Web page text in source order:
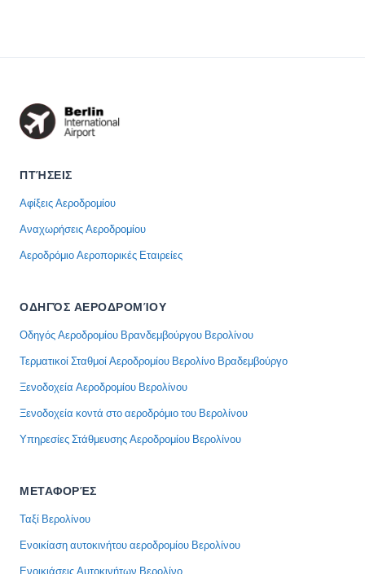
ΠΤΉΣΕΙΣ
Αφίξεις Αεροδρομίου
Αναχωρήσεις Αεροδρομίου
Αεροδρόμιο Αεροπορικές Εταιρείες
ΟΔΗΓΌΣ ΑΕΡΟΔΡΟΜΊΟΥ
Οδηγός Αεροδρομίου Βρανδεμβούργου Βερολίνου
Τερματικοί Σταθμοί Αεροδρομίου Βερολίνο Βραδεμβούργο
Ξενοδοχεία Αεροδρομίου Βερολίνου
Ξενοδοχεία κοντά στο αεροδρόμιο του Βερολίνου
Υπηρεσίες Στάθμευσης Αεροδρομίου Βερολίνου
ΜΕΤΑΦΟΡΈΣ
Ταξί Βερολίνου
Ενοικίαση αυτοκινήτου αεροδρομίου Βερολίνου
Ενοικιάσεις Αυτοκινήτων Βερολίνο